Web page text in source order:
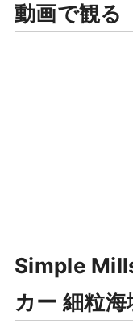
動画で観る
Simple
カー 細粒海